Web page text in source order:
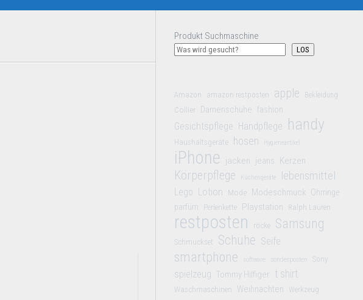
Produkt Suchmaschine
LOS
Amazon amazon restposten apple Bekleidung
Collier Damenschuhe fashion
Gesichtspflege Handpflege handy
Haushaltsgeräte hosen Hygieneartikel
iPhone jacken jeans Kerzen
Körperpflege Küchengeräte lebensmittel
Lego Lotion Mode Modeschmuck Ohrringe
parfüm
Perlenkette Playstation Ralph Lauren
restposten röcke Samsung
Schmuckset Schuhe Seife
smartphone software sonderposten Sony
spielzeug Tommy Hilfiger t shirt
Waschmaschinen Weihnachten Werkzeug